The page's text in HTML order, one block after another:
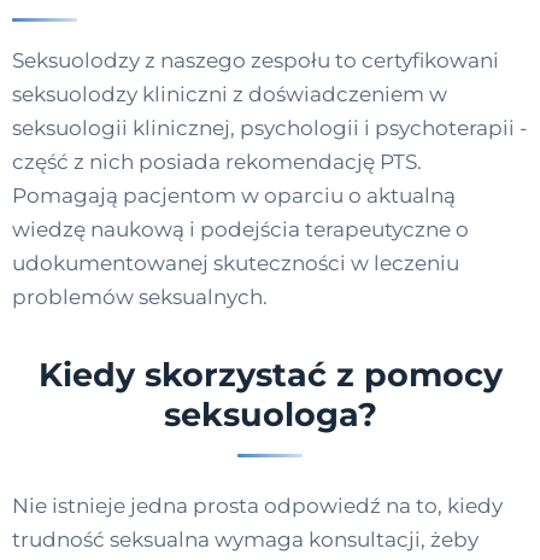
Seksuolodzy z naszego zespołu to certyfikowani
seksuolodzy kliniczni z doświadczeniem w
seksuologii klinicznej, psychologii i psychoterapii -
część z nich posiada rekomendację PTS.
Pomagają pacjentom w oparciu o aktualną
wiedzę naukową i podejścia terapeutyczne o
udokumentowanej skuteczności w leczeniu
problemów seksualnych.
Kiedy skorzystać z pomocy
seksuologa?
Nie istnieje jedna prosta odpowiedź na to, kiedy
trudność seksualna wymaga konsultacji, żeby